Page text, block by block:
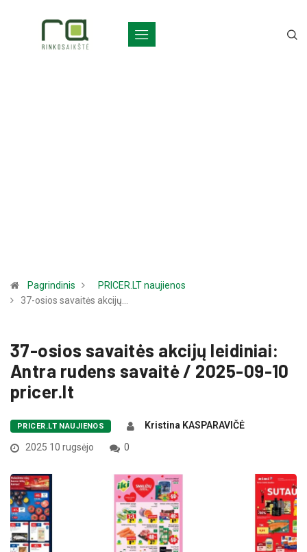
Pagrindinis
PRICER.LT naujienos
37-osios savaitės akcijų…
37-osios savaitės akcijų leidiniai:
Antra rudens savaitė / 2025-09-10
pricer.lt
PRICER.LT NAUJIENOS
Kristina KASPARAVIČĖ
2025 10 rugsėjo
0